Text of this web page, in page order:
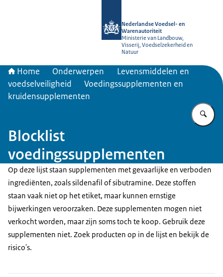
Nederlandse Voedsel- en
Warenautoriteit
Ministerie van Landbouw,
Visserij, Voedselzekerheid en
Natuur
Home Onderwerpen
Levensmiddelen en
voedselveiligheid
Voedingssupplementen en
kruidensupplementen
Blocklist
voedingssupplementen
Op deze lijst staan supplementen met gevaarlijke en verboden
ingrediënten, zoals sildenafil of sibutramine. Deze stoffen
staan vaak niet op het etiket, maar kunnen ernstige
bijwerkingen veroorzaken. Deze supplementen mogen niet
verkocht worden, maar zijn soms toch te koop. Gebruik deze
supplementen niet. Zoek producten op in de lijst en bekijk de
risico's.